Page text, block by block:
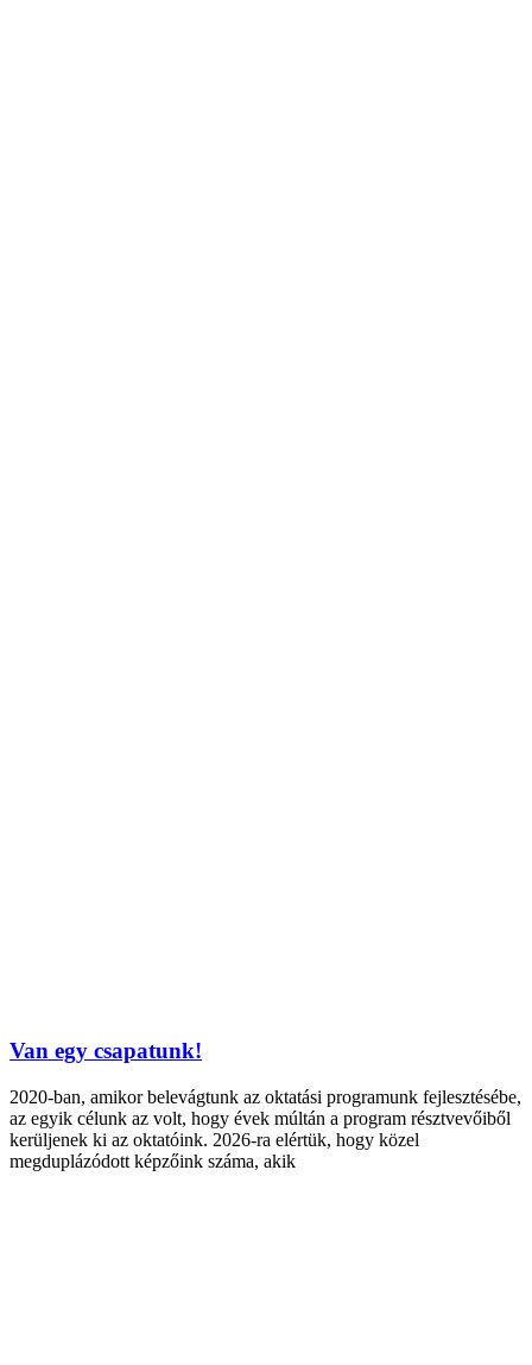
Van egy csapatunk!
2020-ban, amikor belevágtunk az oktatási programunk fejlesztésébe,
az egyik célunk az volt, hogy évek múltán a program résztvevőiből
kerüljenek ki az oktatóink. 2026-ra elértük, hogy közel
megduplázódott képzőink száma, akik